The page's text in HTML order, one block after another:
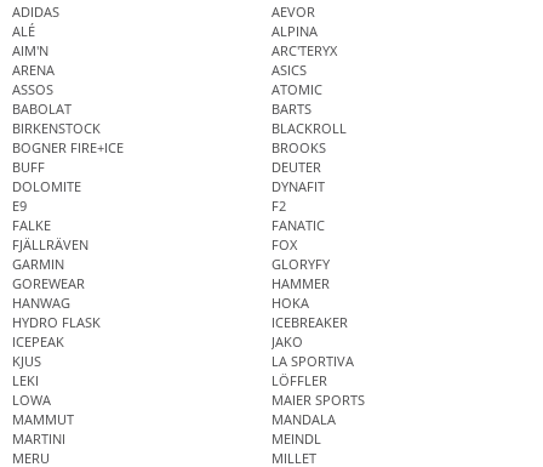
ADIDAS
AEVOR
ALÉ
ALPINA
AIM'N
ARC'TERYX
ARENA
ASICS
ASSOS
ATOMIC
BABOLAT
BARTS
BIRKENSTOCK
BLACKROLL
BOGNER FIRE+ICE
BROOKS
BUFF
DEUTER
DOLOMITE
DYNAFIT
E9
F2
FALKE
FANATIC
FJÄLLRÄVEN
FOX
GARMIN
GLORYFY
GOREWEAR
HAMMER
HANWAG
HOKA
HYDRO FLASK
ICEBREAKER
ICEPEAK
JAKO
KJUS
LA SPORTIVA
LEKI
LÖFFLER
LOWA
MAIER SPORTS
MAMMUT
MANDALA
MARTINI
MEINDL
MERU
MILLET